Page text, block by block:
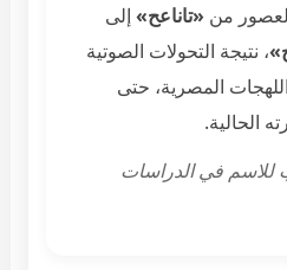
من «تاناعح»إلى
، نتيجة التحولات الصوتية
المصرية، حتى
الحالية.
للاسم في الدراسات